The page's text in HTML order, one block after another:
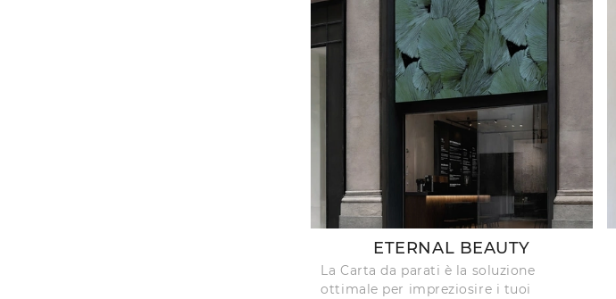
ETERNAL BEAUTY
La Carta da parati è la soluzione
ottimale per impreziosire i tuoi